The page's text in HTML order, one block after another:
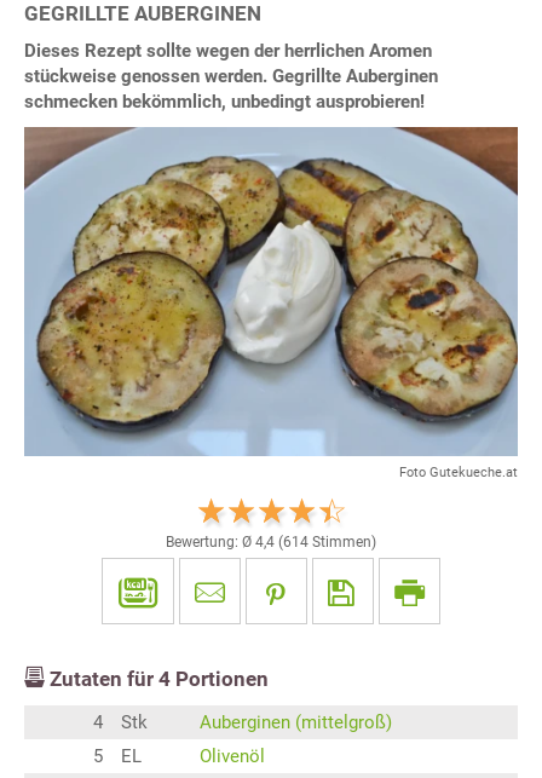
GEGRILLTE AUBERGINEN
Dieses Rezept sollte wegen der herrlichen Aromen
stückweise genossen werden. Gegrillte Auberginen
schmecken bekömmlich, unbedingt ausprobieren!
Foto Gutekueche.at
Bewertung: Ø 4,4 (614 Stimmen)
Zutaten für 4 Portionen
4 Stk
Auberginen (mittelgroß)
5
EL
Olivenöl